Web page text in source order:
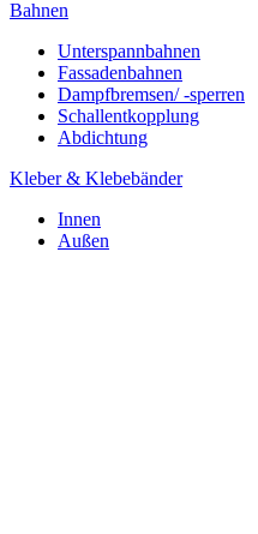
Bahnen
Unterspannbahnen
Fassadenbahnen
Dampfbremsen/ -sperren
Schallentkopplung
Abdichtung
Kleber & Klebebänder
Innen
Außen